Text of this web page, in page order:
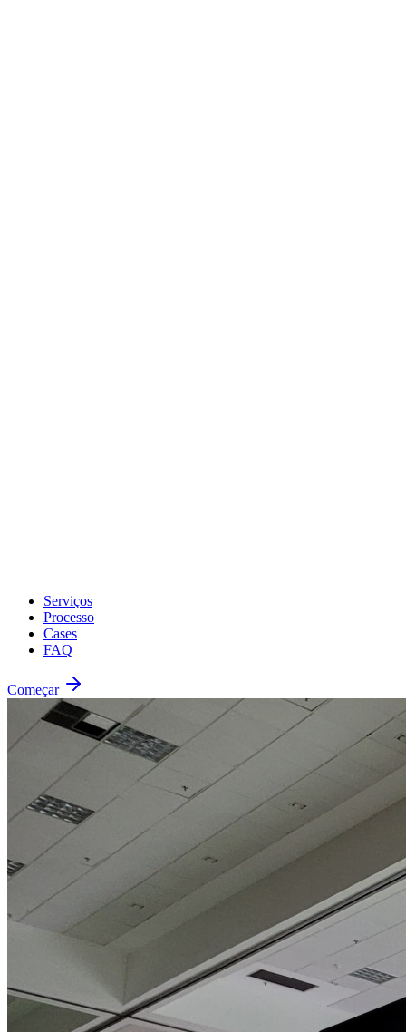
Serviços
Processo
Cases
FAQ
Começar